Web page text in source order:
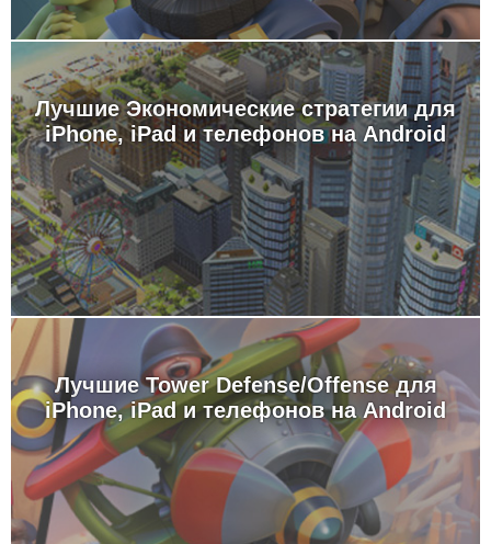
Лучшие Экономические стратегии для
iPhone, iPad и телефонов на Android
Лучшие Tower Defense/Offense для
iPhone, iPad и телефонов на Android